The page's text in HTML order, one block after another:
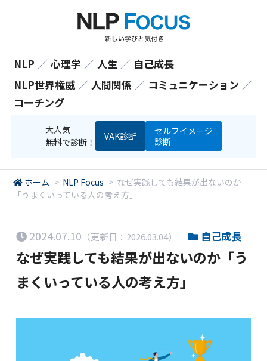
NLP ／ 心理学 ／ 人生 ／ 自己成長
NLP世界権威 ／ 人間関係 ／ コミュニケーション ／
コーチング
大人気
無料で診断！
VAK診断
セルフイメージ
診断
ホーム > NLP Focus > なぜ実践しても結果が出ないのか
「うまくいっている人の考え方」
2024.07.10 （更新日：2026.03.04） 自己成長
なぜ実践しても結果が出ないのか「う
まくいっている人の考え方」